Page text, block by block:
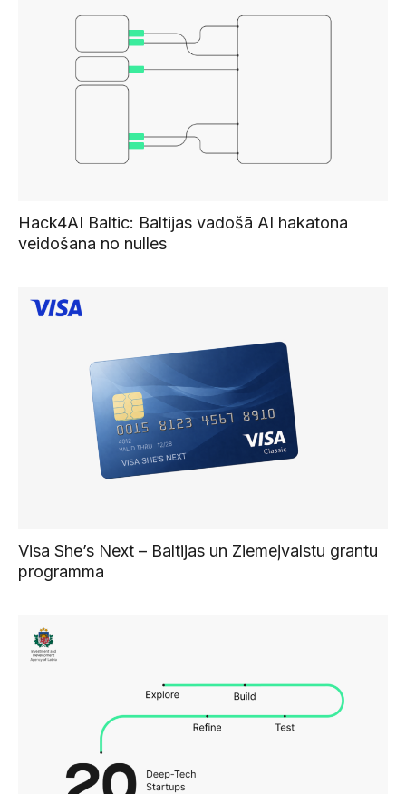
Hack4AI Baltic: Baltijas vadošā AI hakatona
veidošana no nulles
Visa She’s Next – Baltijas un Ziemeļvalstu grantu
programma